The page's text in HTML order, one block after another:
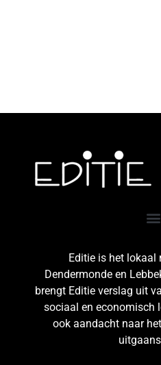
Editie is het
Dendermonde en
brengt Editie verslag uit
sociaal en economisch
ook aandacht naar